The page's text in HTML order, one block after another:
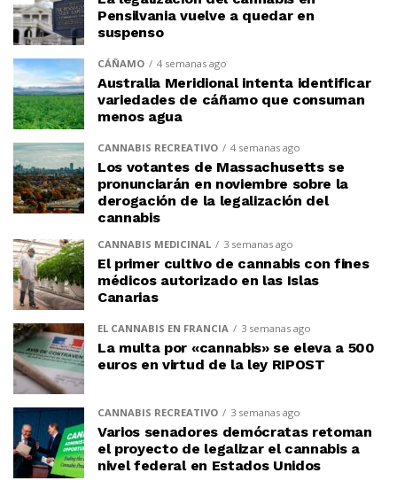
Pensilvania vuelve a quedar en
suspenso
CÁÑAMO 4 semanas ago
Australia Meridional intenta identificar
variedades de cáñamo que consuman
menos agua
CANNABIS RECREATIVO 4 semanas ago
Los votantes de Massachusetts se
pronunciarán en noviembre sobre la
derogación de la legalización del
cannabis
CANNABIS MEDICINAL 3 semanas ago
El primer cultivo de cannabis con fines
médicos autorizado en las Islas
Canarias
EL CANNABIS EN FRANCIA 3 semanas ago
La multa por «cannabis» se eleva a 500
euros en virtud de la ley RIPOST
CANNABIS RECREATIVO 3 semanas ago
Varios senadores demócratas retoman
el proyecto de legalizar el cannabis a
nivel federal en Estados Unidos